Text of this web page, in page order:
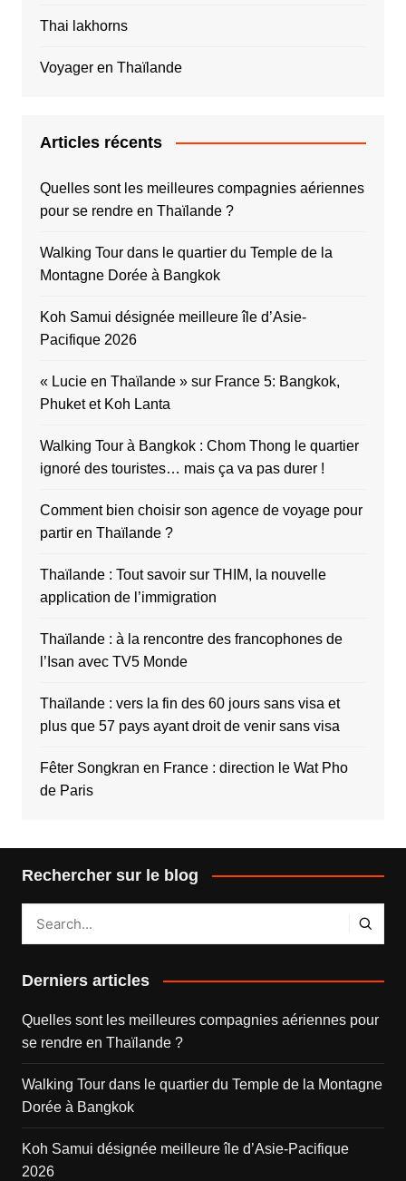
Thai lakhorns
Voyager en Thaïlande
Articles récents
Quelles sont les meilleures compagnies aériennes
pour se rendre en Thaïlande ?
Walking Tour dans le quartier du Temple de la
Montagne Dorée à Bangkok
Koh Samui désignée meilleure île d’Asie-
Pacifique 2026
« Lucie en Thaïlande » sur France 5: Bangkok,
Phuket et Koh Lanta
Walking Tour à Bangkok : Chom Thong le quartier
ignoré des touristes… mais ça va pas durer !
Comment bien choisir son agence de voyage pour
partir en Thaïlande ?
Thaïlande : Tout savoir sur THIM, la nouvelle
application de l’immigration
Thaïlande : à la rencontre des francophones de
l’Isan avec TV5 Monde
Thaïlande : vers la fin des 60 jours sans visa et
plus que 57 pays ayant droit de venir sans visa
Fêter Songkran en France : direction le Wat Pho
de Paris
Rechercher sur le blog
Derniers articles
Quelles sont les meilleures compagnies aériennes pour
se rendre en Thaïlande ?
Walking Tour dans le quartier du Temple de la Montagne
Dorée à Bangkok
Koh Samui désignée meilleure île d’Asie-Pacifique
2026